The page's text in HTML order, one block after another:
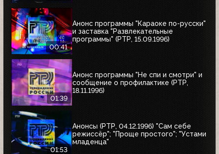
00:41
Анонс программы "Караоке по-русски"
и заставка "Развлекательные
программы" (РТР, 15.09.1996)
01:39
Анонс программы "Не спи и смотри" и
сообщение о профилактике (РТР,
18.11.1996)
01:53
Анонсы (РТР, 04.12.1996) "Сам себе
режиссёр"; "Проще простого"; "Устами
младенца"